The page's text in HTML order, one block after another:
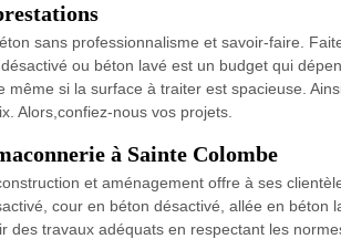
sans professionnalisme et savoir-faire.
ou béton lavé est un budget qui
si la surface à traiter est spacieuse.
Alors,confiez-nous vos projets.
à Sainte Colombe
et aménagement offre à ses
cour en béton désactivé, allée en
des travaux adéquats en respectant les